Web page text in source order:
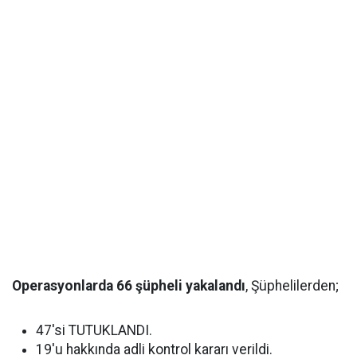
Operasyonlarda 66 şüpheli yakalandı, Şüphelilerden;
47'si TUTUKLANDI.
19'u hakkında adli kontrol kararı verildi.